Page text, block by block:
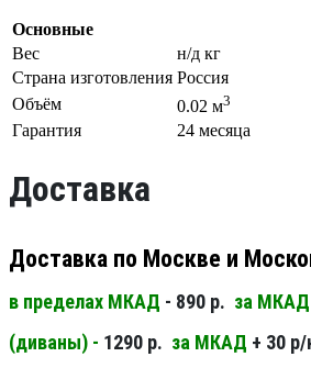
Основные
Вес
н/д кг
Страна изготовления Россия
Объём
0.02 м3
Гарантия 24 месяца
Доставка
Доставка по Москве и
в пределах МКАД - 890 р. за МКАД
(диваны) - 1290 р. за МКАД + 30